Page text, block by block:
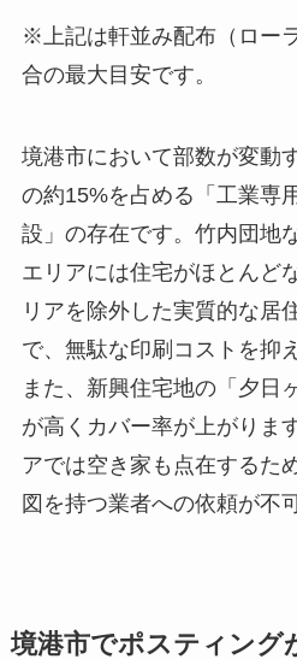
※上記は軒並み配布（ロー
合の最大目安です。
境港市において部数が変動
の約15%を占める「工業専
設」の存在です。竹内団地
エリアには住宅がほとんど
リアを除外した実質的な居
で、無駄な印刷コストを抑
また、新興住宅地の「夕日
が高くカバー率が上がりま
アでは空き家も点在するた
図を持つ業者への依頼が不
境港市でポスティング